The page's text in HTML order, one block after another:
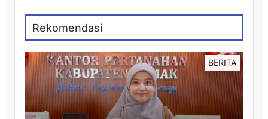
Rekomendasi
BERITA